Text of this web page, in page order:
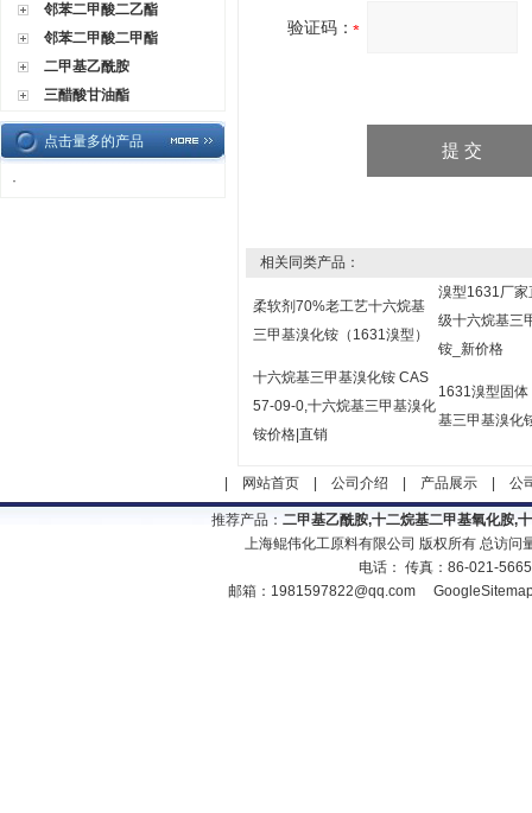
邻苯二甲酸二乙酯
邻苯二甲酸二甲酯
二甲基乙酰胺
三醋酸甘油酯
点击量多的产品
·
验证码：
相关同类产品：
柔软剂70%老工艺十六烷基
三甲基溴化铵（1631溴型）
溴型1631厂家
级十六烷基三
铵_新价格
十六烷基三甲基溴化铵 CAS
57-09-0,十六烷基三甲基溴化
铵价格|直销
1631溴型固体
基三甲基溴化
网站首页| 公司介绍 产品展示| 公
推荐产品： 二甲基乙酰胺,十二烷基二甲基氧化胺,
上海鲲伟化工原料有限公司 版权所有 总访问
电话： 传真：86-021-
邮箱： 1981597822@qq.com